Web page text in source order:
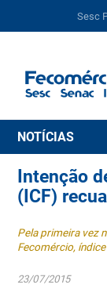
Sesc
NOTÍCIAS
Intenção
(ICF)
Pela primeira vez
Fecomércio,
23/07/2015